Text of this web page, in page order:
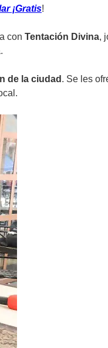
¡Gratis!
con Tentación Divina,
de la ciudad . Se les